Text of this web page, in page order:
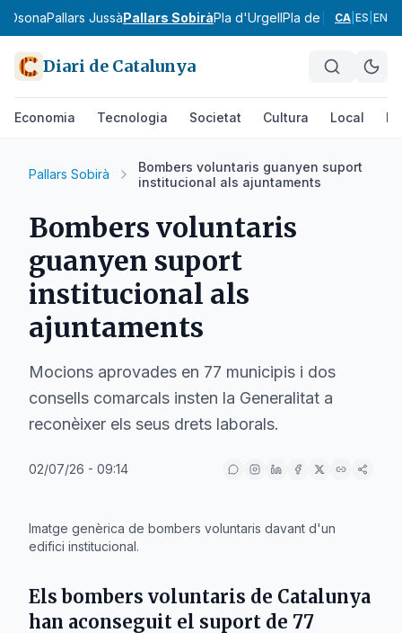
OsonaPallars JussàPallars SobiràPla d'UrgellPla de l'Estany
CA ES EN
Diari de Catalunya
Economia Tecnologia Societat Cultura Local
Pallars Sobirà
Bombers voluntaris guanyen suport
institucional als ajuntaments
Bombers voluntaris
guanyen suport
institucional als
ajuntaments
Mocions aprovades en 77 municipis i dos
consells comarcals insten la Generalitat a
reconèixer els seus drets laborals.
02/07/26 - 09:14
Imatge genèrica de bombers voluntaris davant d'un
edifici institucional.
Els bombers voluntaris de Catalunya
han aconseguit el suport de 77